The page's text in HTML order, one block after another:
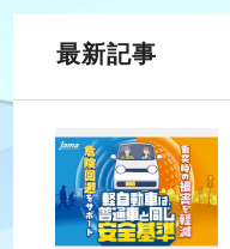
最新記事